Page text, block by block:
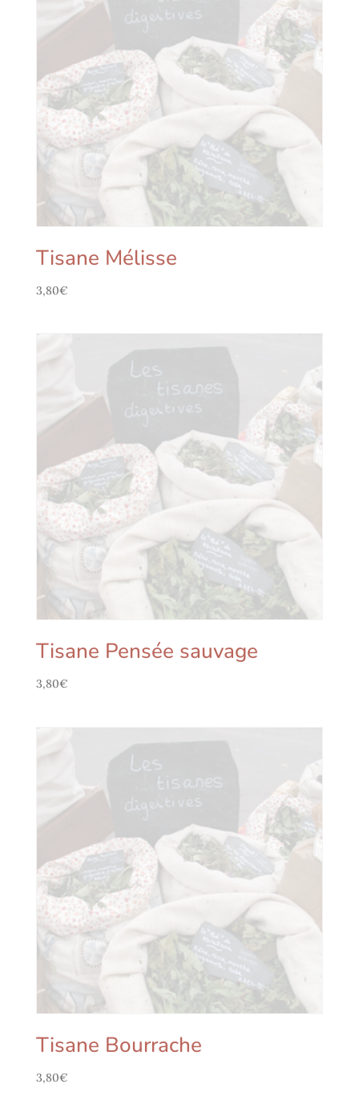
Tisane Mélisse
3,80€
Tisane Pensée sauvage
3,80€
Tisane Bourrache
3,80€